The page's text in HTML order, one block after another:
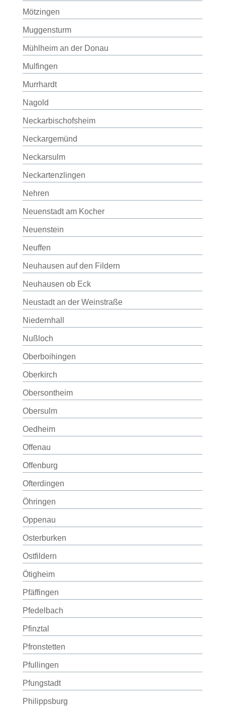
Mötzingen
Muggensturm
Mühlheim an der Donau
Mulfingen
Murrhardt
Nagold
Neckarbischofsheim
Neckargemünd
Neckarsulm
Neckartenzlingen
Nehren
Neuenstadt am Kocher
Neuenstein
Neuffen
Neuhausen auf den Fildern
Neuhausen ob Eck
Neustadt an der Weinstraße
Niedernhall
Nußloch
Oberboihingen
Oberkirch
Obersontheim
Obersulm
Oedheim
Offenau
Offenburg
Ofterdingen
Öhringen
Oppenau
Osterburken
Ostfildern
Ötigheim
Pfäffingen
Pfedelbach
Pfinztal
Pfronstetten
Pfullingen
Pfungstadt
Philippsburg